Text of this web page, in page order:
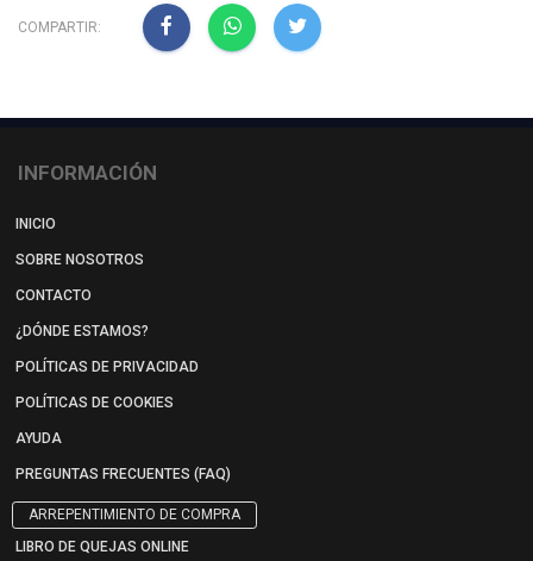
COMPARTIR:
INFORMACIÓN
INICIO
SOBRE NOSOTROS
CONTACTO
¿DÓNDE ESTAMOS?
POLÍTICAS DE PRIVACIDAD
POLÍTICAS DE COOKIES
AYUDA
PREGUNTAS FRECUENTES (FAQ)
ARREPENTIMIENTO DE COMPRA
LIBRO DE QUEJAS ONLINE